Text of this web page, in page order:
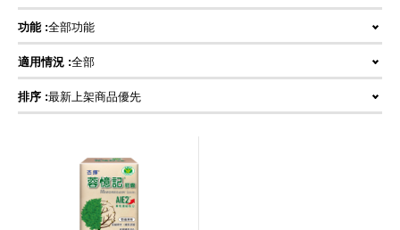
功能 :全部功能
適用情況 :全部
排序 :最新上架商品優先